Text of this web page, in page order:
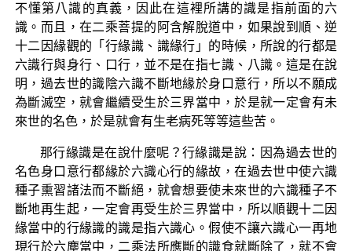
不懂第八識的真義，因此在這裡所講的識是指前面的六
識。而且，在二乘菩提的阿含解脫道中，如果說到順、逆
十二因緣觀的「行緣識、識緣行」的時候，所說的行都是
六識行與身行、口行，並不是在指七識、八識。這是在說
明，過去世的識陰六識不斷地緣於身口意行，所以不願成
為斷滅空，就會繼續受生於三界當中，於是就一定會有未
來世的名色，於是就會有生老病死等等這些苦。
那行緣識是在說什麼呢？行緣識是說：因為過去世的
名色身口意行都緣於六識心行的緣故，在過去世中使六識
種子熏習諸法而不斷絕，就會想要使未來世的六識種子不
斷地再生起，一定會再受生於三界當中，所以順觀十二因
緣當中的行緣識的識是指六識心。假使不讓六識心一再地
現行於六塵當中，二乘法所應斷的識食就斷除了，就不會